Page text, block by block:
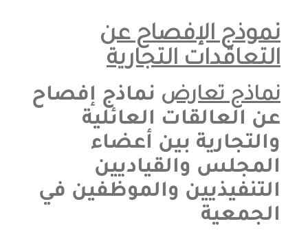
نموذج الإفصاح عن
التعاقدات التجارية
نماذج تعارض نماذج إفصاح
عن العالقات العائلية
والتجارية بين أعضاء
المجلس والقياديين
التنفيذيين والموظفين في
الجمعية